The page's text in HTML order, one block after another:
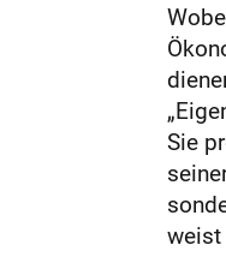
Sie
weist